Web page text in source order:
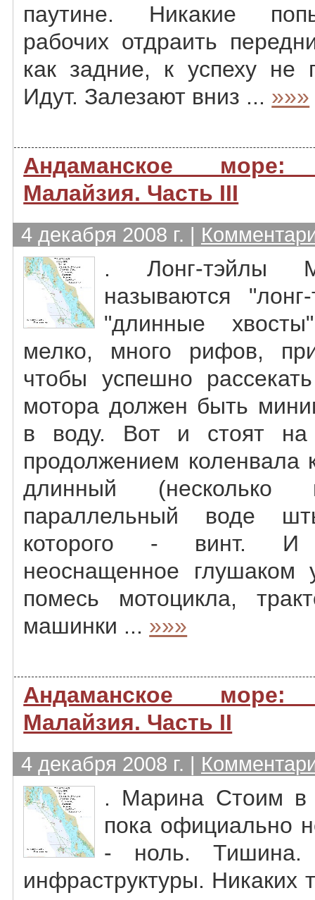
паутине. Никакие
рабочих отдраить
как задние, к успеху не
Идут. Залезают вниз ... »»»
Андаманское
Малайзия. Часть III
4 декабря 2008 г. |
. Лонг-тэйлы
называются
"длинные
мелко, много рифов,
чтобы успешно
мотора должен быть
в воду. Вот и стоят на
продолжением коленвала
длинный (несколько
параллельный воде
которого - винт. И
неоснащенное глушаком
помесь мотоцикла,
машинки ... »»»
Андаманское
Малайзия. Часть II
4 декабря 2008 г. |
. Марина Стоим в
пока официально
- ноль. Тишина.
инфраструктуры. Никаких